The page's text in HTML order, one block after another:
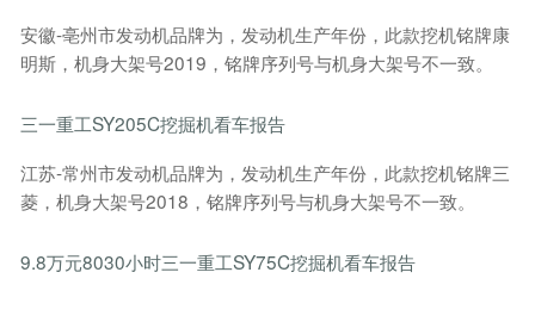
安徽-亳州市发动机品牌为，发动机生产年份，此款挖机铭牌康
明斯，机身大架号2019，铭牌序列号与机身大架号不一致。
三一重工SY205C挖掘机看车报告
江苏-常州市发动机品牌为，发动机生产年份，此款挖机铭牌三
菱，机身大架号2018，铭牌序列号与机身大架号不一致。
9.8万元8030小时三一重工SY75C挖掘机看车报告